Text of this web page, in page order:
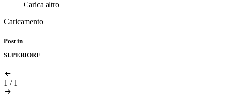
Carica altro
Caricamento
Post in
SUPERIORE
1 / 1